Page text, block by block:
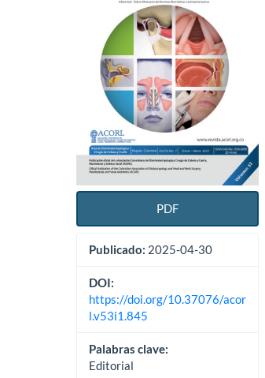
artículo
PDF
Publicado: 2025-04-30
DOI:
https://doi.org/10.37076/acor
l.v53i1.845
Palabras clave:
Editorial